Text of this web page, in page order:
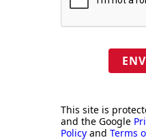
This site is
and the Google
Policy and Terms